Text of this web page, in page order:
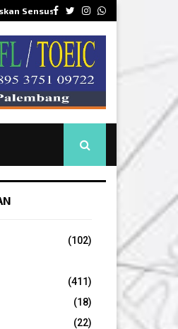
Facebook
Twitter
Instagram
Whatsapp
Sensus…
(102)
(411)
(18)
(22)